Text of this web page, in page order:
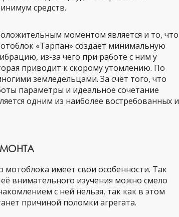
средств.
моментом является и то, что
«Тарпан» создаёт минимальную
из-за чего при работе с ним у
приводит к скорому утомлению. По
земледельцами. За счёт того, что
параметры и идеальное сочетание
одним из наиболее востребованных и
мотоблока имеет свои особенности. Так
внимательного изучения можно смело
с ней нельзя, так как в этом
причиной поломки агрегата.